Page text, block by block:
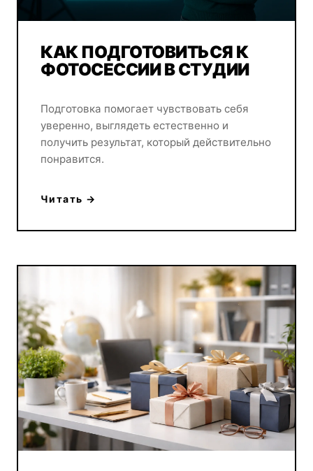
КАК ПОДГОТОВИТЬСЯ К
ФОТОСЕССИИ В СТУДИИ
Подготовка помогает чувствовать себя
уверенно, выглядеть естественно и
получить результат, который действительно
понравится.
Читать →